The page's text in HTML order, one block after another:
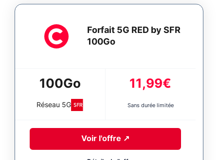
Forfait 5G RED by SFR
100Go
100Go
Réseau 5G
11,99€
Sans durée limitée
Voir l'offre ↗